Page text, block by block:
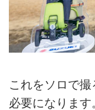
これをソロで
必要になります